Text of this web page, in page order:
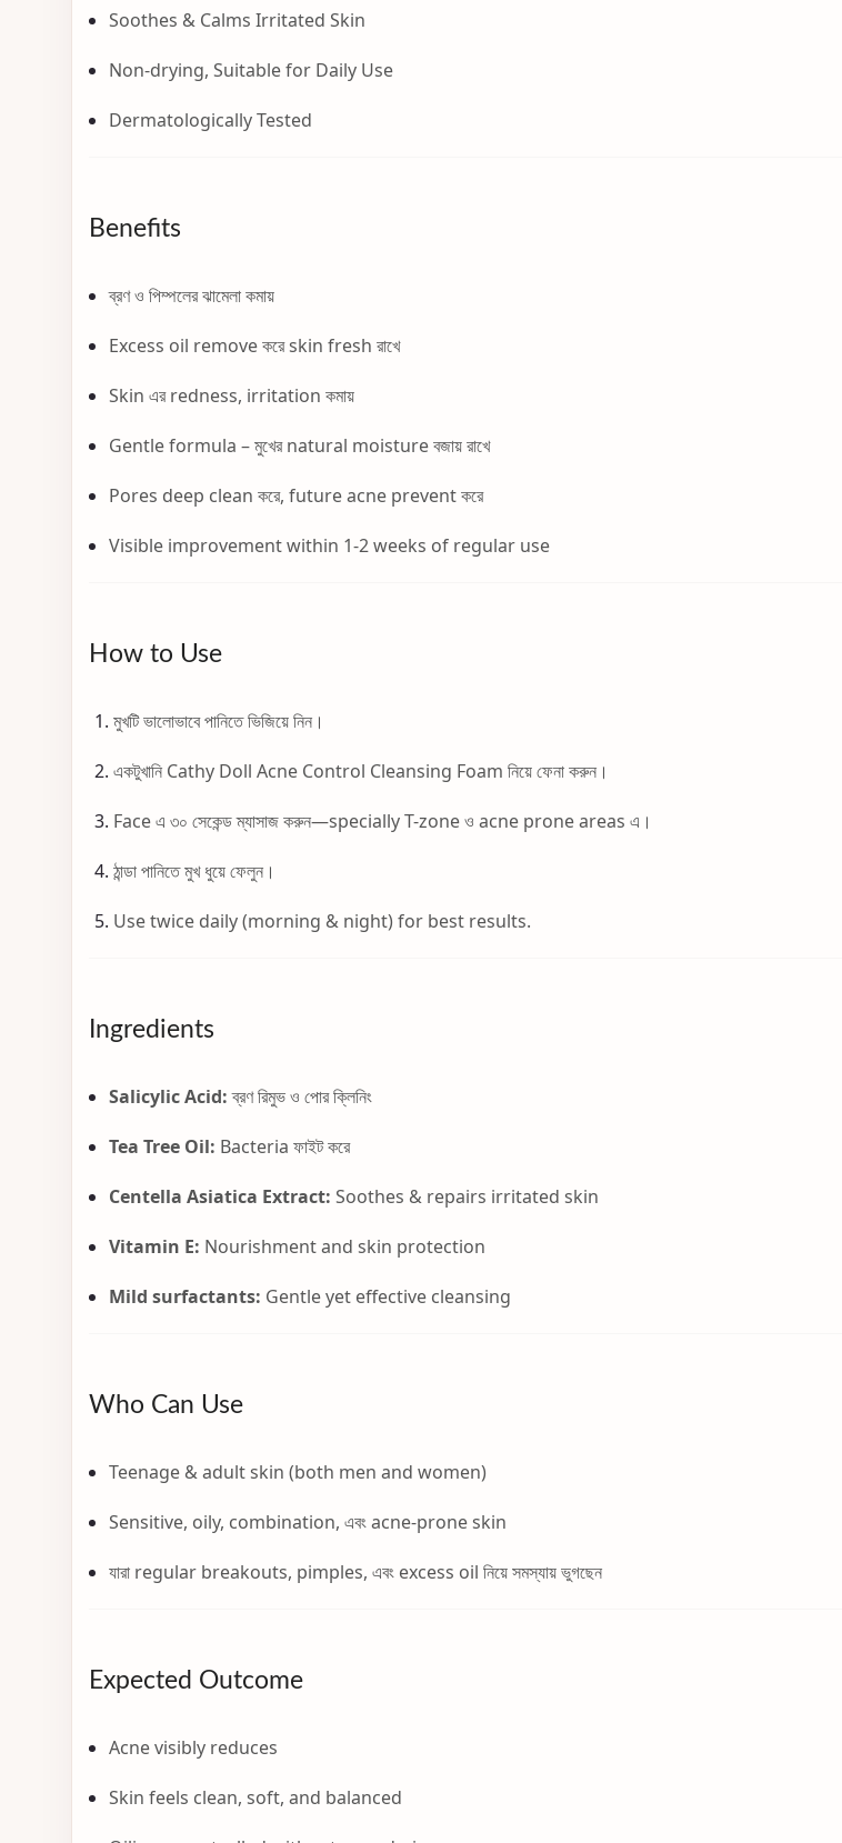
Soothes & Calms Irritated Skin
Non-drying, Suitable for Daily Use
Dermatologically Tested
Benefits
ব্রণ ও পিম্পলের ঝামেলা কমায়
Excess oil remove করে skin fresh রাখে
Skin এর redness, irritation কমায়
Gentle formula – মুখের natural moisture বজায় রাখে
Pores deep clean করে, future acne prevent করে
Visible improvement within 1-2 weeks of regular use
How to Use
মুখটি ভালোভাবে পানিতে ভিজিয়ে নিন।
একটুখানি Cathy Doll Acne Control Cleansing Foam নিয়ে ফেনা করুন।
Face এ ৩০ সেকেন্ড ম্যাসাজ করুন—specially T-zone ও acne prone areas এ।
ঠান্ডা পানিতে মুখ ধুয়ে ফেলুন।
Use twice daily (morning & night) for best results.
Ingredients
Salicylic Acid:ব্রণ রিমুভ ও পোর ক্লিনিং
Tea Tree Oil: Bacteria ফাইট করে
Centella Asiatica Extract: Soothes & repairs irritated skin
Vitamin E: Nourishment and skin protection
Mild surfactants: Gentle yet effective cleansing
Who Can Use
Teenage & adult skin (both men and women)
Sensitive, oily, combination, এবং acne-prone skin
যারা regular breakouts, pimples, এবং excess oil নিয়ে সমস্যায় ভুগছেন
Expected Outcome
Acne visibly reduces
Skin feels clean, soft, and balanced